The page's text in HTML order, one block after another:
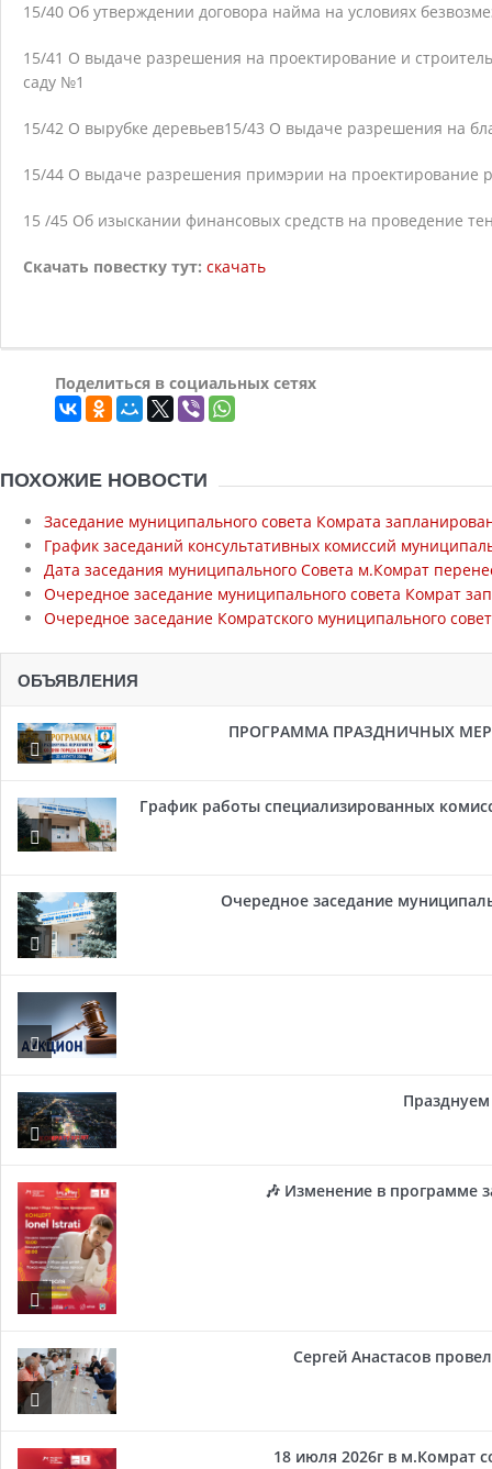
15/40 Об утверждении договора найма на условиях
15/41 О выдаче разрешения на проектирование и
саду №1
15/42 О вырубке деревьев15/43 О выдаче разрешения на
15/44 О выдаче разрешения примэрии на проектирование
15 /45 Об изыскании финансовых средств на проведение
Скачать повестку тут: скачать
Поделиться в социальных сетях
ПОХОЖИЕ НОВОСТИ
Заседание муниципального совета Комрата
График заседаний консультативных комиссий
Дата заседания муниципального Совета м.Комрат
Очередное заседание муниципального совета Комрат
Очередное заседание Комратского муниципального
ОБЪЯВЛЕНИЯ
ПРОГРАММА ПРАЗДНИЧНЫХ
График работы специализированных
Очередное заседание
Празднуем
🎶 Изменение в программе
Сергей Анастасов
18 июля 2026г в м.Комрат